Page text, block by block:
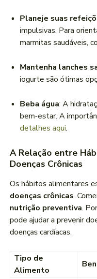
Planeje suas
impulsivas. Para
marmitas saudáveis,
Mantenha lanches
iogurte são ótimas
Beba água: A
bem-estar. A
detalhes aqui.
A Relação entre
Doenças Crônicas
Os hábitos alimentares
doenças crônicas.
nutrição preventiva.
pode ajudar a prevenir
doenças cardíacas.
Tipo de
Alimento